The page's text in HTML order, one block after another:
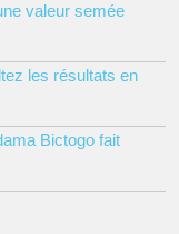
valeur semée
les résultats en
Bictogo fait